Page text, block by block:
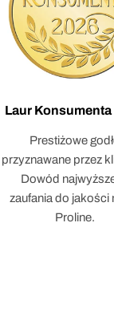
Laur
Prestiżowe
przyznawane przez
Dowód
zaufania do jakości
Proline.